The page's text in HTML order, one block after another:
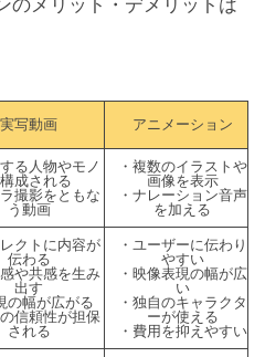
のメリット・デメリットは
実写動画 アニメーション
る人物やモノ
成される
ラ撮影をともな
う動画
・複数のイラストや
画像を表示
・ナレーション音声
を加える
レクトに内容が
伝わる
感や共感を生み
出す
の幅が広がる
の信頼性が担保
される
・ユーザーに伝わり
やすい
・映像表現の幅が広
い
・独自のキャラクタ
ーが使える
・費用を抑えやすい